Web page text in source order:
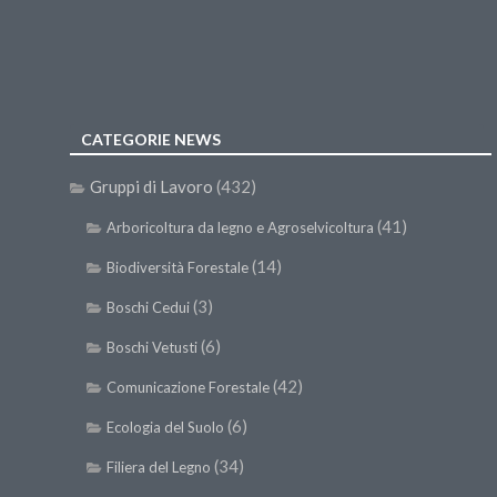
CATEGORIE NEWS
Gruppi di Lavoro (432)
Arboricoltura da legno e Agroselvicoltura (41)
Biodiversità Forestale(14)
Boschi Cedui(3)
Boschi Vetusti(6)
Comunicazione Forestale(42)
Ecologia del Suolo (6)
Filiera del Legno (34)